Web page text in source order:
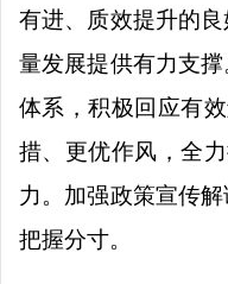
有进、质效提升的
量发展提供有力支
体系，积极回应有
措、更优作风，全
力。加强政策宣传
把握分寸。